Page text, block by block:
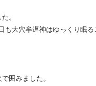
。
大穴牟遅神はゆっくり眠る
囲みました。